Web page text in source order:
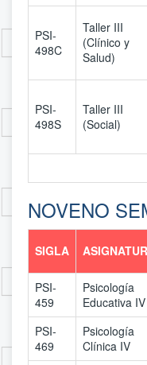
PSI-
498C
Taller III
(Clínico y
Salud)
PSI-
498S
Taller III
(Social)
NOVENO
SIGLA
PSI-
459
Psicología
Educativa IV
PSI-
469
Psicología
Clínica IV